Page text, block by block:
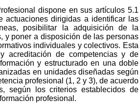
dispone en sus artículos 5.1
actuaciones dirigidas a identificar las
posibilitar la adquisición de la
y poner a disposición de las personas
individuales y colectivos. Esta
acreditación de competencias y de
y estructurado en una doble
en unidades diseñadas según
profesional (1, 2 y 3), de acuerdo
según los criterios establecidos de
profesional.